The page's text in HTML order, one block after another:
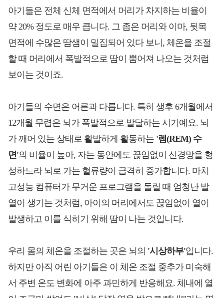
아기들은 전체 신체 면적에서 머리가 차지하는 비율이
약 20% 정도로 매우 큽니다. 그 좁은 머리와 이마, 뒷목
면적에 수많은 땀샘이 밀집되어 있다 보니, 체온을 조절
할 때 머리에서 폭발적으로 땀이 뿜어져 나오는 것처럼
보이는 것이죠.
아기들의 수면은 어른과 다릅니다. 특히 생후 6개월에서
12개월 무렵은 뇌가 폭발적으로 발달하는 시기예요. 뇌
가 깨어 있는 상태로 활발하게 활동하는 '렘(REM) 수
면'의 비율이 높아, 자는 동안에도 끊임없이 신경망을 형
성하느라 뇌로 가는 혈류량이 급격히 증가합니다. 마치
고성능 컴퓨터가 무거운 프로그램을 돌릴 때 엄청난 발
열이 생기는 것처럼, 아이의 머리에서도 끊임없이 열이
발생하고 이를 식히기 위해 땀이 나는 것입니다.
우리 몸의 체온을 조절하는 곳은 뇌의 '시상하부'입니다.
하지만 아직 어린 아기들은 이 체온 조절 중추가 미숙해
서 주변 온도 변화에 아주 과민하게 반응해요. 체내에 열